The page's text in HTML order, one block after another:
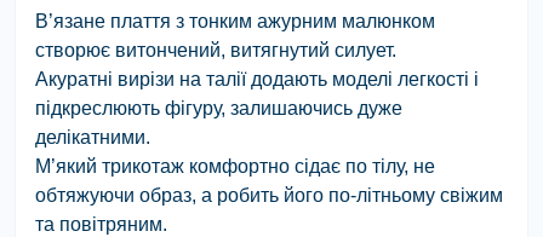
В’язане плаття з тонким ажурним малюнком
створює витончений, витягнутий силует.
Акуратні вирізи на талії додають моделі легкості і
підкреслюють фігуру, залишаючись дуже
делікатними.
М’який трикотаж комфортно сідає по тілу, не
обтяжуючи образ, а робить його по-літньому свіжим
та повітряним.